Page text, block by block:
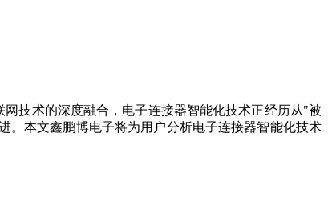
技术的深度融合，电子连接器智能化技术正经历从"被
。本文鑫鹏博电子将为用户分析电子连接器智能化技术